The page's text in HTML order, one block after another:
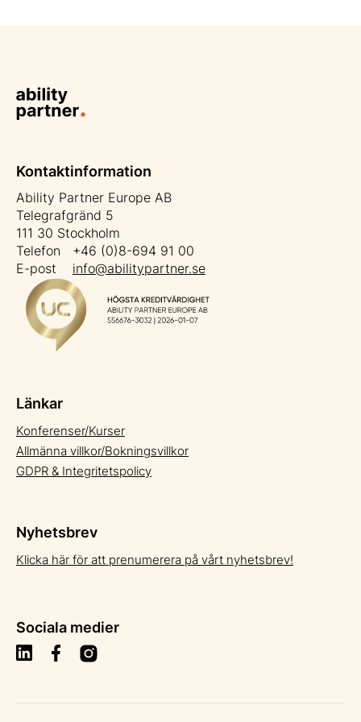
Kontaktinformation
Ability Partner Europe AB
Telegrafgränd 5
111 30 Stockholm
Telefon +46 (0)8-694 91 00
E-post info@abilitypartner.se
Länkar
Konferenser/Kurser
Allmänna villkor/Bokningsvillkor
GDPR & Integritetspolicy
Nyhetsbrev
Klicka här för att prenumerera på vårt nyhetsbrev!
Sociala medier